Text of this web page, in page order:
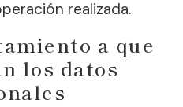
realizada.
a que
los datos